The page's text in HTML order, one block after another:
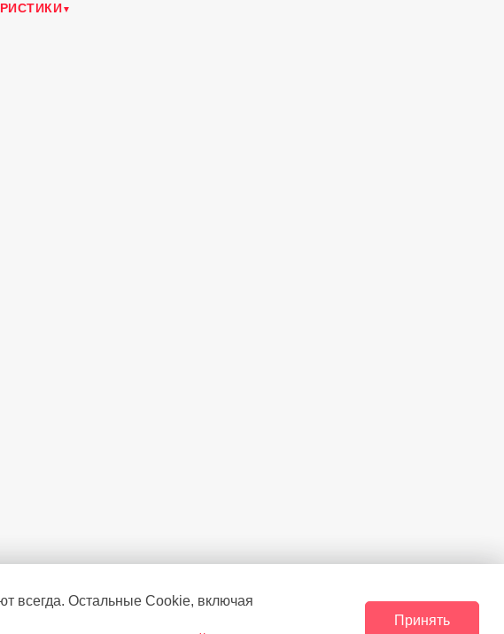
плиты
всегда. Остальные Сookie, включая
Принять